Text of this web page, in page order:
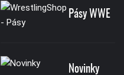
Pásy WWE
Novinky